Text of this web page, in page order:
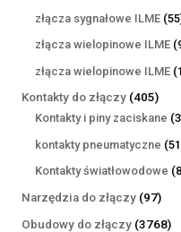
złącza sygnałowe ILME 55
złącza wielopinowe ILME
złącza wielopinowe ILME
Kontakty do złączy 405405
Kontakty i piny zaciskane
kontakty pneumatyczne 51
Kontakty światłowodowe 8
Narzędzia do złączy 9797
Obudowy do złączy 3768